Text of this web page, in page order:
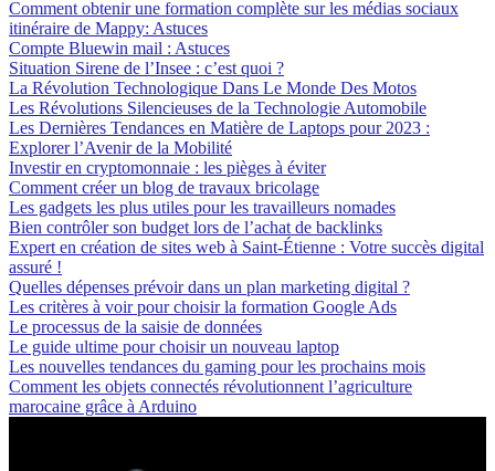
Comment obtenir une formation complète sur les médias sociaux
itinéraire de Mappy: Astuces
Compte Bluewin mail : Astuces
Situation Sirene de l’Insee : c’est quoi ?
La Révolution Technologique Dans Le Monde Des Motos
Les Révolutions Silencieuses de la Technologie Automobile
Les Dernières Tendances en Matière de Laptops pour 2023 :
Explorer l’Avenir de la Mobilité
Investir en cryptomonnaie : les pièges à éviter
Comment créer un blog de travaux bricolage
Les gadgets les plus utiles pour les travailleurs nomades
Bien contrôler son budget lors de l’achat de backlinks
Expert en création de sites web à Saint-Étienne : Votre succès digital
assuré !
Quelles dépenses prévoir dans un plan marketing digital ?
Les critères à voir pour choisir la formation Google Ads
Le processus de la saisie de données
Le guide ultime pour choisir un nouveau laptop
Les nouvelles tendances du gaming pour les prochains mois
Comment les objets connectés révolutionnent l’agriculture
marocaine grâce à Arduino